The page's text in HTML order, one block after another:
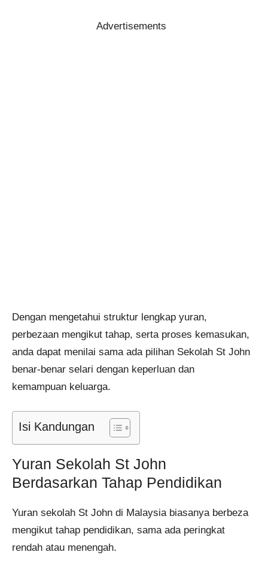
Advertisements
Dengan mengetahui struktur lengkap yuran,
perbezaan mengikut tahap, serta proses kemasukan,
anda dapat menilai sama ada pilihan Sekolah St John
benar-benar selari dengan keperluan dan
kemampuan keluarga.
Isi Kandungan
Yuran Sekolah St John
Berdasarkan Tahap Pendidikan
Yuran sekolah St John di Malaysia biasanya berbeza
mengikut tahap pendidikan, sama ada peringkat
rendah atau menengah.